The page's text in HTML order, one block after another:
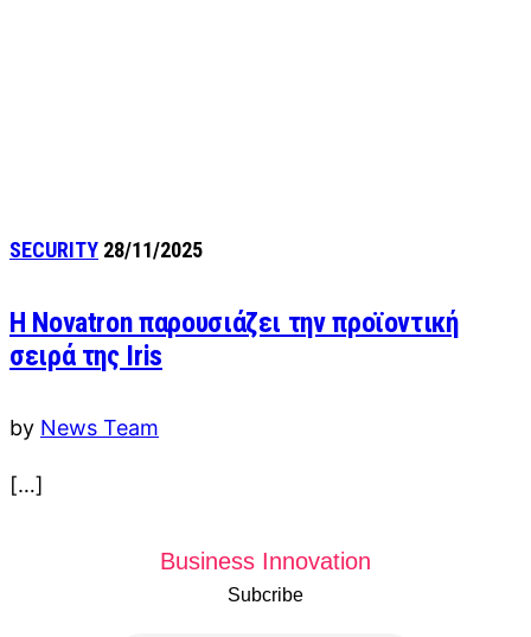
SECURITY 28/11/2025
H Novatron παρουσιάζει την προϊοντική
σειρά της Iris
by News Team
[…]
Business Innovation
Subcribe